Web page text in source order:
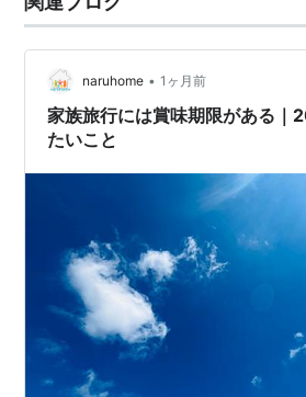
naruhome • 1ヶ月前
家族旅行には賞味期限がある｜
たいこと